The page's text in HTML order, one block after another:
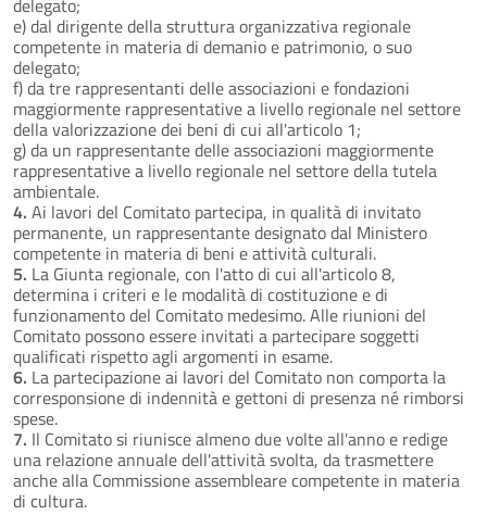
e) dal dirigente della struttura organizzativa regionale
competente in materia di demanio e patrimonio, o suo
delegato;
f) da tre rappresentanti delle associazioni e fondazioni
maggiormente rappresentative a livello regionale nel settore
della valorizzazione dei beni di cui all'articolo 1;
g) da un rappresentante delle associazioni maggiormente
rappresentative a livello regionale nel settore della tutela
ambientale.
4. Ai lavori del Comitato partecipa, in qualità di invitato
permanente, un rappresentante designato dal Ministero
competente in materia di beni e attività culturali.
5. La Giunta regionale, con l'atto di cui all'articolo 8,
determina i criteri e le modalità di costituzione e di
funzionamento del Comitato medesimo. Alle riunioni del
Comitato possono essere invitati a partecipare soggetti
qualificati rispetto agli argomenti in esame.
6. La partecipazione ai lavori del Comitato non comporta la
corresponsione di indennità e gettoni di presenza né rimborsi
spese.
7. Il Comitato si riunisce almeno due volte all'anno e redige
una relazione annuale dell'attività svolta, da trasmettere
anche alla Commissione assembleare competente in materia
di cultura.